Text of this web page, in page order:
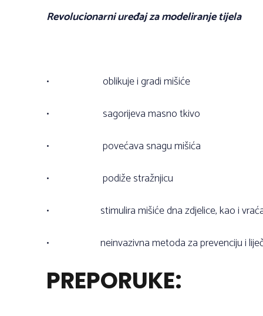
Revolucionarni uređaj za modeliranje tijela
• oblikuje i gradi mišiće
• sagorijeva masno tkivo
• povećava snagu mišića
• podiže stražnjicu
• stimulira mišiće dna zdjelice, kao i
• neinvazivna metoda za prevenciju i
PREPORUKE: